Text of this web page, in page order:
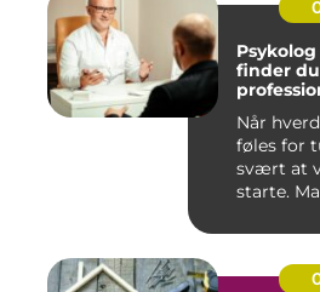
Psykolog
finder
Når
føles for
svært at
starte.